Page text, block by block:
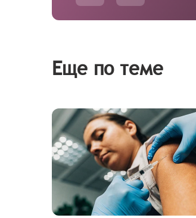
Еще по теме